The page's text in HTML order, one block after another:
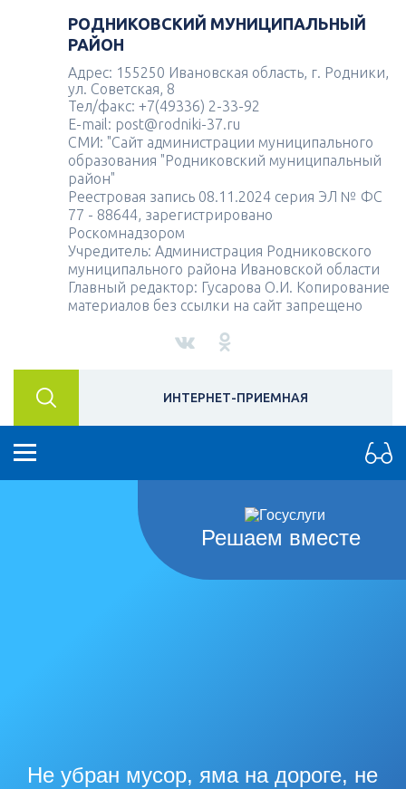
РОДНИКОВСКИЙ МУНИЦИПАЛЬНЫЙ
РАЙОН
Адрес: 155250 Ивановская область, г. Родники,
ул. Советская, 8
Тел/факс: +7(49336) 2-33-92
E-mail: post@rodniki-37.ru
СМИ: "Сайт администрации муниципального
образования "Родниковский муниципальный
район"
Реестровая запись 08.11.2024 серия ЭЛ № ФС
77 - 88644, зарегистрировано
Роскомнадзором
Учредитель: Администрация Родниковского
муниципального района Ивановской области
Главный редактор: Гусарова О.И. Копирование
материалов без ссылки на сайт запрещено
ИНТЕРНЕТ-ПРИЕМНАЯ
Решаем вместе
Не убран мусор, яма на дороге, не